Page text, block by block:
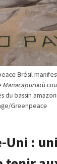
Brésil
Manacapuruoù
du bassin
Greenpeace
Uni :